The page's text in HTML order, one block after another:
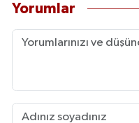
Yorumlar